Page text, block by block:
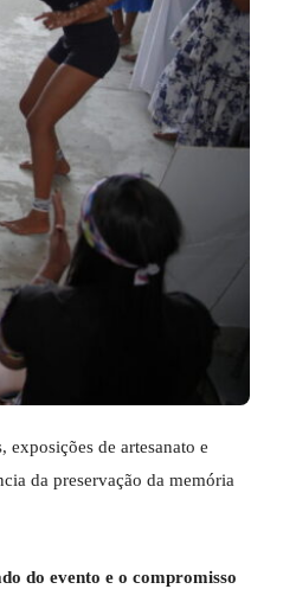
de artesanato e
da preservação da memória
do evento e o compromisso